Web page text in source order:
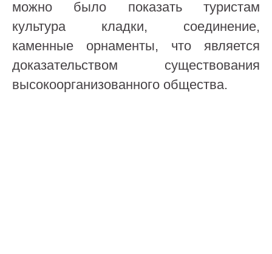
можно было показать туристам
культура кладки, соединение,
каменные орнаменты, что является
доказательством существования
высокоорганизованного общества.